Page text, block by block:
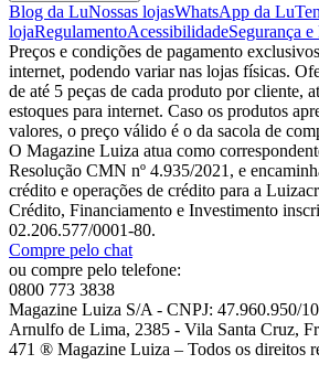
Blog da LuNossas lojasWhatsApp da Lu
lojaRegulamentoAcessibilidadeSegurança
Preços e condições de pagamento
internet, podendo variar nas lojas físicas.
de até 5 peças de cada produto por cliente,
estoques para internet. Caso os produtos
valores, o preço válido é o da sacola de
O Magazine Luiza atua como
Resolução CMN nº 4.935/2021, e
crédito e operações de crédito para a
Crédito, Financiamento e Investimento
02.206.577/0001-80.
Compre pelo chat
ou compre pelo telefone:
0800 773 3838
Magazine Luiza S/A - CNPJ: 47.960.950/
Arnulfo de Lima, 2385 - Vila Santa Cruz,
471 ® Magazine Luiza – Todos os direitos